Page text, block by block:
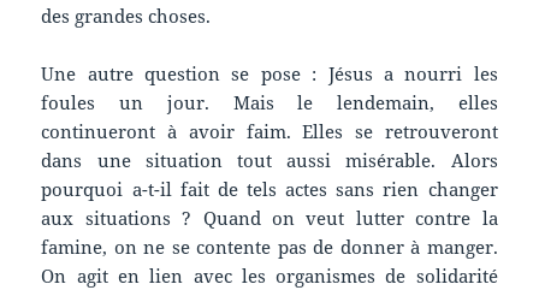
des grandes choses.
Une autre question se pose : Jésus a nourri les
foules un jour. Mais le lendemain, elles
continueront à avoir faim. Elles se retrouveront
dans une situation tout aussi misérable. Alors
pourquoi a-t-il fait de tels actes sans rien changer
aux situations ? Quand on veut lutter contre la
famine, on ne se contente pas de donner à manger.
On agit en lien avec les organismes de solidarité